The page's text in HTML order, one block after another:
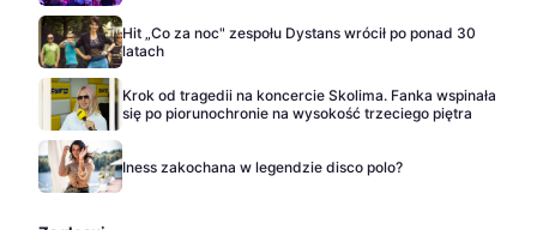
Hit „Co za noc" zespołu Dystans wrócił po ponad 30
latach
Krok od tragedii na koncercie Skolima. Fanka wspinała
się po piorunochronie na wysokość trzeciego piętra
Iness zakochana w legendzie disco polo?